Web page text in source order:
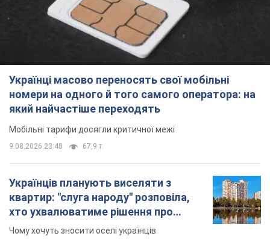
Українці масово переносять свої мобільні
номери на одного й того самого оператора: на
який найчастіше переходять
Мобільні тарифи досягли критичної межі
9.08.2026 23:48 67,9 т.
Українців планують виселяти з
квартир: "слуга народу" розповіла,
хто ухвалюватиме рішення про
знесення будинків
Чому хочуть зносити оселі українців